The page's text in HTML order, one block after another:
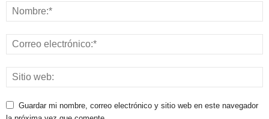
Guardar mi nombre, correo electrónico y sitio web en este navegador